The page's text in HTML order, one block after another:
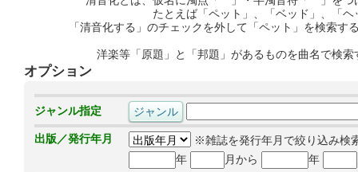
たとえば「ペット」、「ベッド」、「
「清音化する」のチェックを外して「ペット」を検索
洋楽等「原題」と「邦題」があるものを曲名で検
オプション
ジャンル指定
出版／発行年月
※雑誌を発行年月で絞り込み検
年
月から 年